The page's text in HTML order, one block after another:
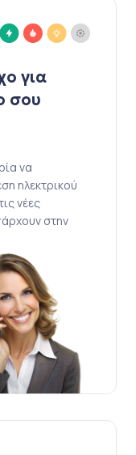
για
σου
να
ηλεκτρικού
νέες
στην